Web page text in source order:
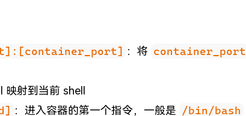
：将 container_port
映射到当前 shell
：进入容器的第一个指令，一般是 /bin/bash